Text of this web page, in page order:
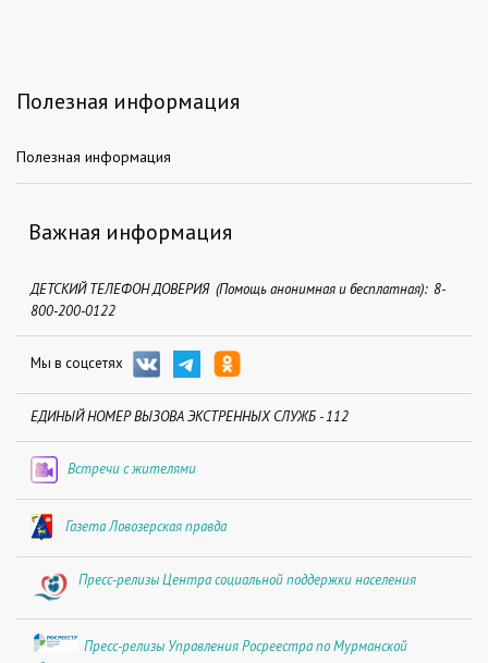
Полезная информация
Полезная информация
Важная информация
ДЕТСКИЙ ТЕЛЕФОН ДОВЕРИЯ (Помощь анонимная и бесплатная): 8-
800-200-0122
Мы в соцсетях
ЕДИНЫЙ НОМЕР ВЫЗОВА ЭКСТРЕННЫХ СЛУЖБ - 112
Встречи с жителями
Газета Ловозерская правда
Пресс-релизы Центра социальной поддержки населения
Пресс-релизы Управления Росреестра по Мурманской